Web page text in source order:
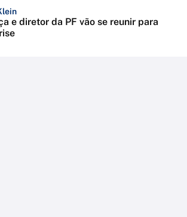
e diretor da PF vão se reunir para